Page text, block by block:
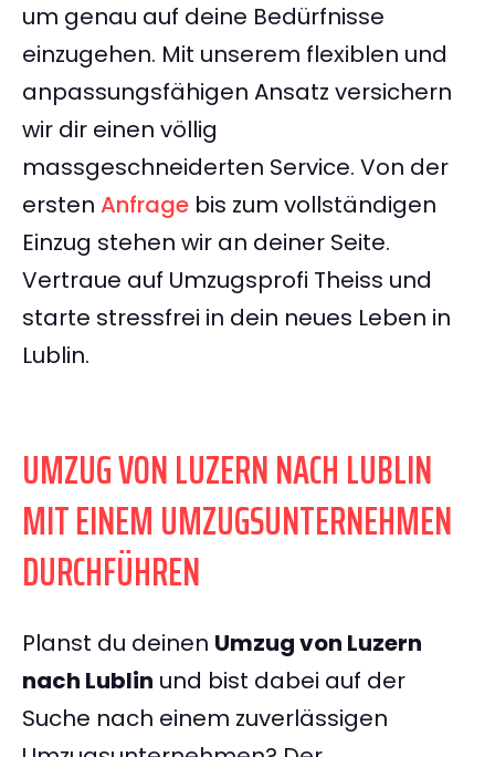
um genau auf deine Bedürfnisse
einzugehen. Mit unserem flexiblen und
anpassungsfähigen Ansatz versichern
wir dir einen völlig
massgeschneiderten Service. Von der
ersten Anfrage bis zum vollständigen
Einzug stehen wir an deiner Seite.
Vertraue auf Umzugsprofi Theiss und
starte stressfrei in dein neues Leben in
Lublin.
UMZUG VON LUZERN NACH LUBLIN
MIT EINEM UMZUGSUNTERNEHMEN
DURCHFÜHREN
Planst du deinen Umzug von Luzern
nach Lublin und bist dabei auf der
Suche nach einem zuverlässigen